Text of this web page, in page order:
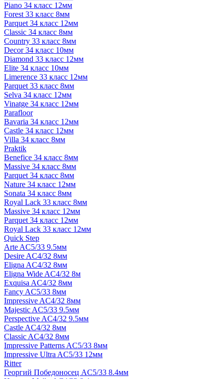
Piano 34 класс 12мм
Forest 33 класс 8мм
Parquet 34 класс 12мм
Classic 34 класс 8мм
Country 33 класс 8мм
Decor 34 класс 10мм
Diamond 33 класс 12мм
Elite 34 класс 10мм
Limerence 33 класс 12мм
Parquet 33 класс 8мм
Selva 34 класс 12мм
Vinatge 34 класс 12мм
Parafloor
Bavaria 34 класс 12мм
Castle 34 класс 12мм
Villa 34 класс 8мм
Praktik
Benefice 34 класс 8мм
Massive 34 класс 8мм
Parquet 34 класс 8мм
Nature 34 класс 12мм
Sonata 34 класс 8мм
Royal Lack 33 класс 8мм
Massive 34 класс 12мм
Parquet 34 класс 12мм
Royal Lack 33 класс 12мм
Quick Step
Arte AC5/33 9.5мм
Desire AC4/32 8мм
Eligna AC4/32 8мм
Eligna Wide AC4/32 8м
Exquisa AC4/32 8мм
Fancy AC5/33 8мм
Impressive AC4/32 8мм
Majestic AC5/33 9.5мм
Perspective AC4/32 9.5мм
Castle AC4/32 8мм
Classic AC4/32 8мм
Impressive Patterns AC5/33 8мм
Impressive Ultra AC5/33 12мм
Ritter
Георгий Победоносец AC5/33 8.4мм